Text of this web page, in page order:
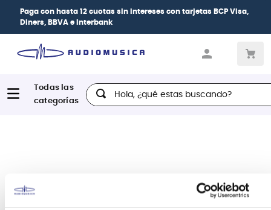
Paga con hasta 12 cuotas sin intereses con tarjetas BCP Visa,
Diners, BBVA e Interbank
Hola, ¿qué estas buscando?